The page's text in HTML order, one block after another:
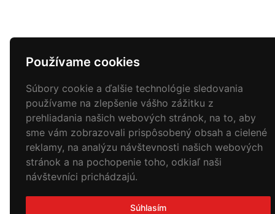
Používame cookies
Súbory cookie a ďalšie technológie sledovania
používame na zlepšenie vášho zážitku z
prehliadania našich webových stránok, na to, aby
sme vám zobrazovali prispôsobený obsah a cielené
reklamy, na analýzu návštevnosti našich webových
stránok a na pochopenie toho, odkiaľ naši
návštevníci prichádzajú.
Súhlasím